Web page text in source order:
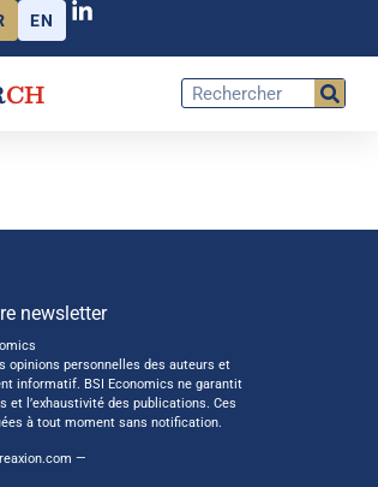
EN
CH
newsletter
opinions personnelles des auteurs et
informatif. BSI Economics ne garantit
et l’exhaustivité des publications. Ces
à tout moment sans notification.
—